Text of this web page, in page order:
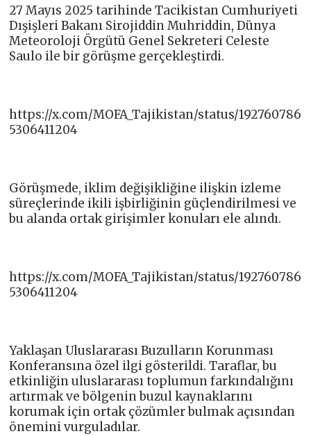
27 Mayıs 2025 tarihinde Tacikistan Cumhuriyeti
Dışişleri Bakanı Sirojiddin Muhriddin, Dünya
Meteoroloji Örgütü Genel Sekreteri Celeste
Saulo ile bir görüşme gerçekleştirdi.
https://x.com/MOFA_Tajikistan/status/192760786
5306411204
Görüşmede, iklim değişikliğine ilişkin izleme
süreçlerinde ikili işbirliğinin güçlendirilmesi ve
bu alanda ortak girişimler konuları ele alındı.
https://x.com/MOFA_Tajikistan/status/192760786
5306411204
Yaklaşan Uluslararası Buzulların Korunması
Konferansına özel ilgi gösterildi. Taraflar, bu
etkinliğin uluslararası toplumun farkındalığını
artırmak ve bölgenin buzul kaynaklarını
korumak için ortak çözümler bulmak açısından
önemini vurguladılar.